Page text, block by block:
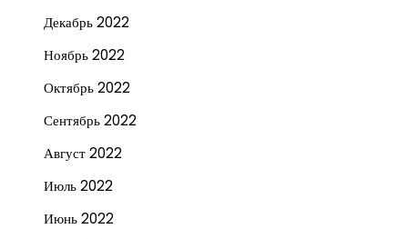
Декабрь 2022
Ноябрь 2022
Октябрь 2022
Сентябрь 2022
Август 2022
Июль 2022
Июнь 2022